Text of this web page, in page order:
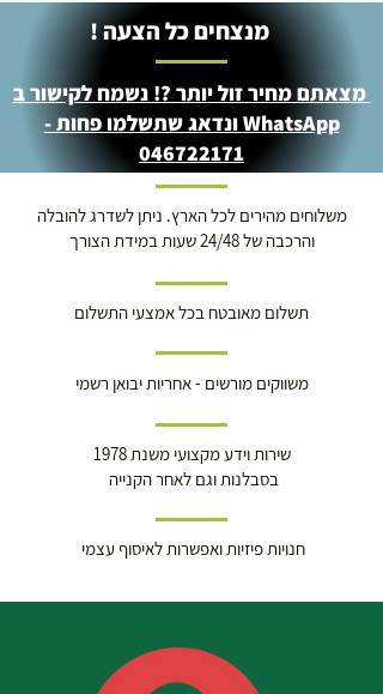
מנצחים כל הצעה !
מצאתם מחיר זול יותר ?! נשמח לקישור ב
WhatsApp ונדאג שתשלמו פחות -
046722171
משלוחים מהירים לכל הארץ. ניתן לשדרג להובלה
והרכבה של 24/48 שעות במידת הצורך
תשלום מאובטח בכל אמצעי התשלום
משווקים מורשים - אחריות יבואן רשמי
שירות וידע מקצועי משנת 1978
בסבלנות וגם לאחר הקנייה
חנויות פיזיות ואפשרות לאיסוף עצמי